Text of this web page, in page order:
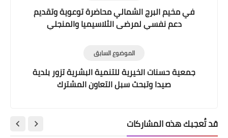
في مخيم البرج الشمالي محاضرة توعوية وتقديم
دعم نفسي لمرضى الثلاسيميا والمنجلي
الموضوع السابق
جمعية حسنات الخيرية للتنمية البشرية تزور بلدية
صيدا وتبحث سبل التعاون المشترك
قد تُعجبك هذه المشاركات